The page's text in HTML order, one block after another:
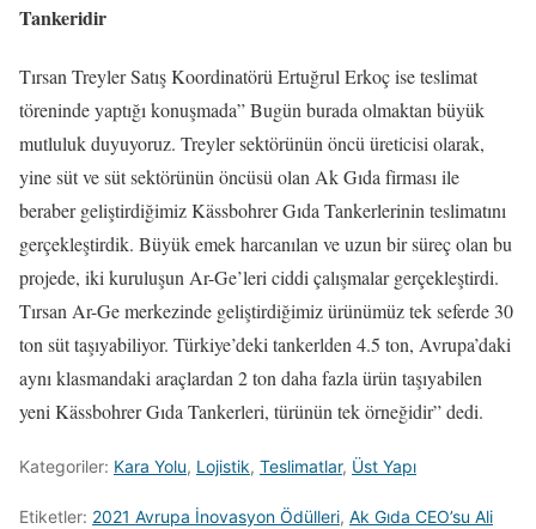
Tankeridir
Tırsan Treyler Satış Koordinatörü Ertuğrul Erkoç ise teslimat
töreninde yaptığı konuşmada” Bugün burada olmaktan büyük
mutluluk duyuyoruz. Treyler sektörünün öncü üreticisi olarak,
yine süt ve süt sektörünün öncüsü olan Ak Gıda firması ile
beraber geliştirdiğimiz Kässbohrer Gıda Tankerlerinin teslimatını
gerçekleştirdik. Büyük emek harcanılan ve uzun bir süreç olan bu
projede, iki kuruluşun Ar-Ge’leri ciddi çalışmalar gerçekleştirdi.
Tırsan Ar-Ge merkezinde geliştirdiğimiz ürünümüz tek seferde 30
ton süt taşıyabiliyor. Türkiye’deki tankerlden 4.5 ton, Avrupa’daki
aynı klasmandaki araçlardan 2 ton daha fazla ürün taşıyabilen
yeni Kässbohrer Gıda Tankerleri, türünün tek örneğidir” dedi.
Kategoriler: Kara Yolu, Lojistik, Teslimatlar, Üst Yapı
Etiketler: 2021 Avrupa İnovasyon Ödülleri, Ak Gıda CEO’su Ali